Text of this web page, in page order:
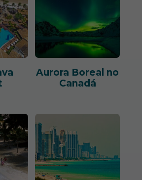
Aurora Boreal no
Canadá